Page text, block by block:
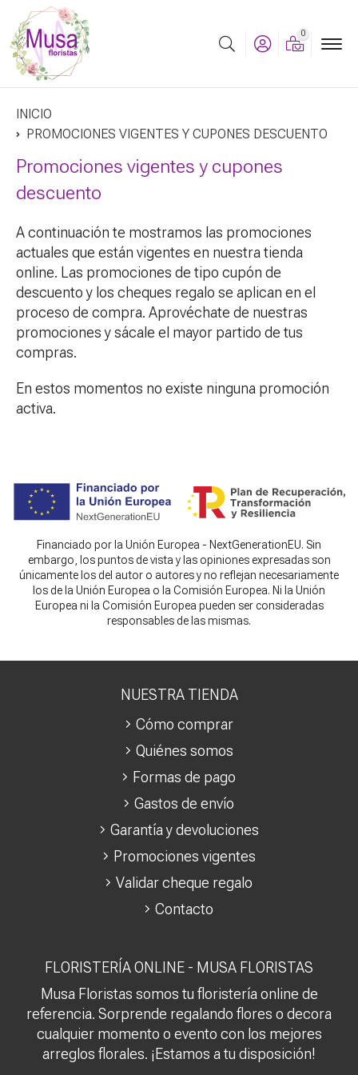
Buscar
0
INICIO
PROMOCIONES VIGENTES Y CUPONES DESCUENTO
Promociones vigentes y cupones
descuento
A continuación te mostramos las promociones
actuales que están vigentes en nuestra tienda
online. Las promociones de tipo cupón de
descuento y los cheques regalo se aplican en el
proceso de compra. Aprovéchate de nuestras
promociones y sácale el mayor partido de tus
compras.
En estos momentos no existe ninguna promoción
activa.
Financiado por la Unión Europea - NextGenerationEU. Sin
embargo, los puntos de vista y las opiniones expresadas son
únicamente los del autor o autores y no reflejan necesariamente
los de la Unión Europea o la Comisión Europea. Ni la Unión
Europea ni la Comisión Europea pueden ser consideradas
responsables de las mismas.
FLORISTERÍA ONLINE - MUSA FLORISTAS
Musa Floristas somos tu floristería online de
referencia. Sorprende regalando flores o decora
cualquier momento o evento con los mejores
arreglos florales. ¡Estamos a tu disposición!
NUESTRA TIENDA
Cómo comprar
Quiénes somos
Formas de pago
Gastos de envío
Garantía y devoluciones
Promociones vigentes
Validar cheque regalo
Contacto